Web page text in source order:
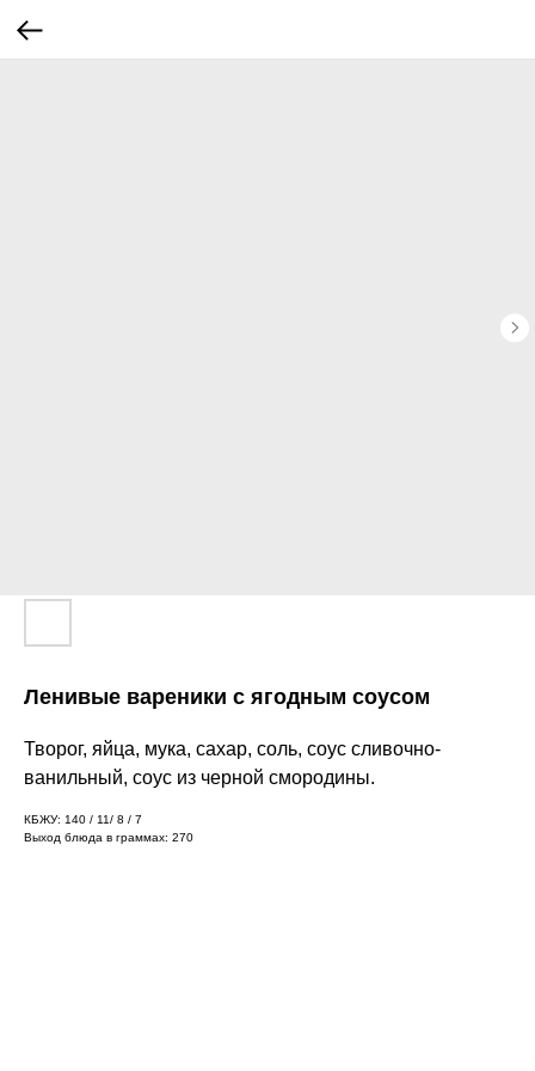
Ленивые вареники с ягодным соусом
Творог, яйца, мука, сахар, соль, соус сливочно-
ванильный, соус из черной смородины.
КБЖУ: 140 / 11/ 8 / 7
Выход блюда в граммах: 270